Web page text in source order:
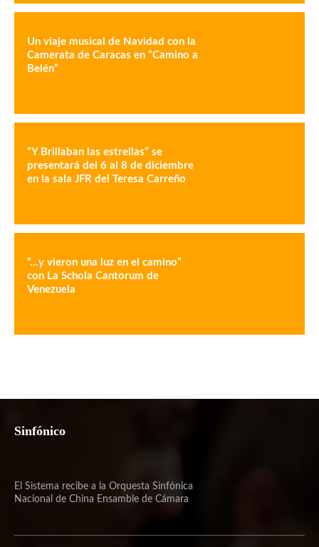
Un viaje musical de Navidad con la
Camerata de Caracas en “Camino a
Belén”
“Y Brillaban las estrellas” se
presentará del 6 al 8 de diciembre
en la sala JFR del Teresa Carreño
“…y vieron una luz en el camino”
con La Schola Cantorum de
Venezuela
Sinfónico
El Sistema recibe a la Orquesta Sinfónica
Nacional de China Ensamble de Cámara